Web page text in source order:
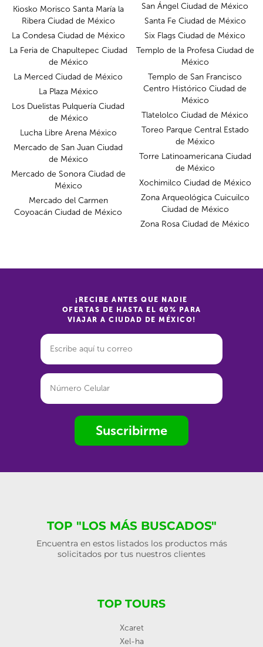
Kiosko Morisco Santa María la
Ribera Ciudad de México
La Condesa Ciudad de México
La Feria de Chapultepec Ciudad
de México
La Merced Ciudad de México
La Plaza México
Los Duelistas Pulquería Ciudad
de México
Lucha Libre Arena México
Mercado de San Juan Ciudad
de México
Mercado de Sonora Ciudad de
México
Mercado del Carmen
Coyoacán Ciudad de México
San Ángel Ciudad de México
Santa Fe Ciudad de México
Six Flags Ciudad de México
Templo de la Profesa Ciudad de
México
Templo de San Francisco
Centro Histórico Ciudad de
México
Tlatelolco Ciudad de México
Toreo Parque Central Estado
de México
Torre Latinoamericana Ciudad
de México
Xochimilco Ciudad de México
Zona Arqueológica Cuicuilco
Ciudad de México
Zona Rosa Ciudad de México
¡RECIBE ANTES QUE NADIE
OFERTAS DE HASTA EL 60% PARA
VIAJAR A CIUDAD DE MÉXICO!
Suscribirme
TOP "LOS MÁS BUSCADOS"
Encuentra en estos listados los productos más
solicitados por tus nuestros clientes
TOP TOURS
Xcaret
Xel-ha